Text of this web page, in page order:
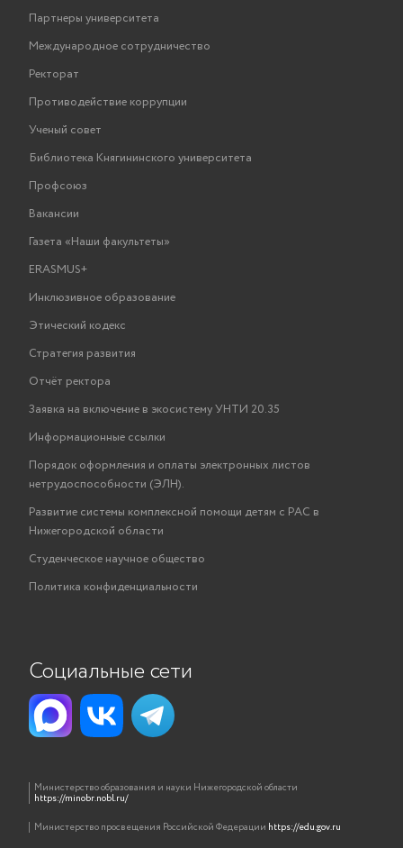
Партнеры университета
Международное сотрудничество
Ректорат
Противодействие коррупции
Ученый совет
Библиотека Княгининского университета
Профсоюз
Вакансии
Газета «Наши факультеты»
ERASMUS+
Инклюзивное образование
Этический кодекс
Стратегия развития
Отчёт ректора
Заявка на включение в экосистему УНТИ 20.35
Информационные ссылки
Порядок оформления и оплаты электронных листов
нетрудоспособности (ЭЛН).
Развитие системы комплексной помощи детям с РАС в
Нижегородской области
Студенческое научное общество
Политика конфиденциальности
Социальные сети
Министерство образования и науки Нижегородской области
https://minobr.nobl.ru/
Министерство просвещения Российской Федерации https://edu.gov.ru